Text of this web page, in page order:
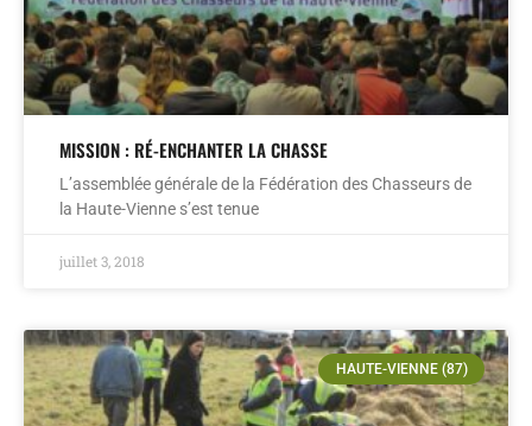
MISSION : RÉ-ENCHANTER LA CHASSE
L’assemblée générale de la Fédération des Chasseurs de
la Haute-Vienne s’est tenue
juillet 3, 2018
HAUTE-VIENNE (87)